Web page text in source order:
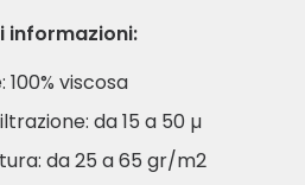
informazioni:
viscosa
da 15 a 50 µ
da 25 a 65 gr/m2